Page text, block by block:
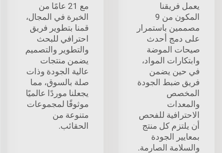
يعمل فريقنا
المكون من 9
مصممين باستمرار
على دمج أحدث
صيحات الموضة
وابتكارات المواد،
في حين يضمن
فريق ضبط الجودة
المخصص
والمعدات
الاحترافية للفحص
أن يلتزم كل منتج
بمعايير الجودة
والسلامة الصارمة.
مع 21 عامًا من
الخبرة في المجال،
قمنا بتطوير فريق
احترافي للبحث
والتطوير والتصميم
يضمن منتجات
عالية الجودة وذات
صلة بالسوق، مما
يجعلنا موردًا عالميًا
موثوقًا لمجموعات
متنوعة من
الحقائب.